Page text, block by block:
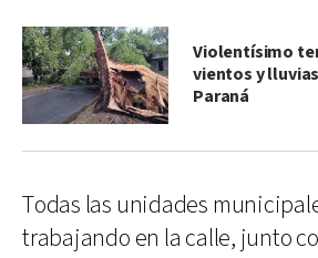
Violentísimo
vientos y
Paraná
Todas las unidades
trabajando en la calle, junto